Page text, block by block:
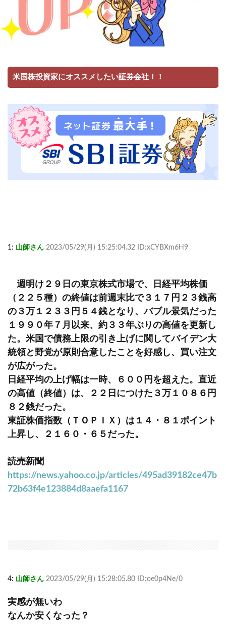
米国株投資家にオススメしたい証券会社！！
1: 山師さん 2023/05/29(月) 15:25:04.32 ID:xCYBXm6H9
週明け２９日の東京株式市場で、日経平均株価
（２２５種）の終値は前週末比で３１７円２３銭高
の３万１２３３円５４銭となり、バブル景気だった
１９９０年７月以来、約３３年ぶりの高値を更新し
た。米国で債務上限の引き上げに関してバイデン大
統領と野党が原則合意したことを好感し、買い注文
が広がった。
日経平均の上げ幅は一時、６００円を超えた。直近
の高値（終値）は、２２日につけた３万１０８６円
８２銭だった。
東証株価指数（ＴＯＰＩＸ）は１４・８１ポイント
上昇し、２１６０・６５だった。
読売新聞
https://news.yahoo.co.jp/articles/495ad39182ce47b
72b63f4e123884d8aaefa1167
4: 山師さん 2023/05/29(月) 15:28:05.80 ID:oe0p4Ne/0
実感が無いわ
なんか安くなった？